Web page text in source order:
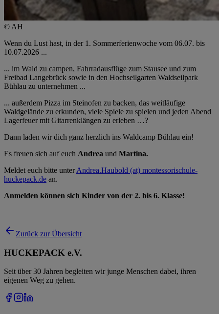
© AH
Wenn du Lust hast, in der 1. Sommerferienwoche vom 06.07. bis
10.07.2026 ...
... im Wald zu campen, Fahrradausflüge zum Stausee und zum
Freibad Langebrück sowie in den Hochseilgarten Waldseilpark
Bühlau zu unternehmen ...
... außerdem Pizza im Steinofen zu backen, das weitläufige
Waldgelände zu erkunden, viele Spiele zu spielen und jeden Abend
Lagerfeuer mit Gitarrenklängen zu erleben …?
Dann laden wir dich ganz herzlich ins Waldcamp Bühlau ein!
Es freuen sich auf euch Andrea und Martina.
Meldet euch bitte unterAndrea.Haubold (at) montessorischule-
huckepack.de an.
Anmelden können sich Kinder von der 2. bis 6. Klasse!
Zurück zur Übersicht
HUCKEPACK e.V.
Seit über 30 Jahren begleiten wir junge Menschen dabei, ihren
eigenen Weg zu gehen.